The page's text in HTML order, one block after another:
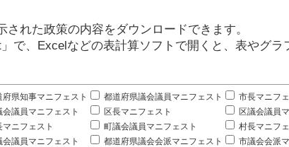
れた政策の内容をダウンロードできます。
で、Excelなどの表計算ソフトで開くと、表やグラ
府県知事マニフェスト 都道府県議会議員マニフェスト
市長マニフ
会議員マニフェスト
区長マニフェスト
区議会議員
マニフェスト
町議会議員マニフェスト
村長マニフ
会議員マニフェスト
都道府県議会会派マニフェスト
市議会会派